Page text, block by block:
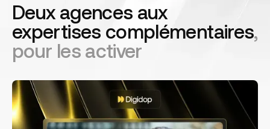
Deux agences aux
expertises complémentaires,
pour les activer